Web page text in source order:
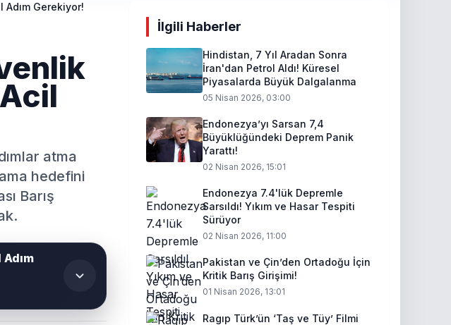
Adım Gerekiyor!
atma
hedefini
Barış
İlgili Haberler
Hindistan, 7 Yıl Aradan Sonra
İran'dan Petrol Aldı! Küresel
Piyasalarda Büyük Dalgalanma
05 Nisan 2026, 03:00
Endonezya’yı Sarsan 7,4
Büyüklüğündeki Deprem Panik
Yarattı!
02 Nisan 2026, 15:01
Endonezya 7.4'lük Depremle
Sarsıldı! Yıkım ve Hasar Tespiti
Sürüyor
02 Nisan 2026, 11:00
Pakistan ve Çin’den Ortadoğu İçin
Kritik Barış Girişimi!
01 Nisan 2026, 13:01
Ragıp Türk’ün ‘Taş ve Tüy’ Filmi